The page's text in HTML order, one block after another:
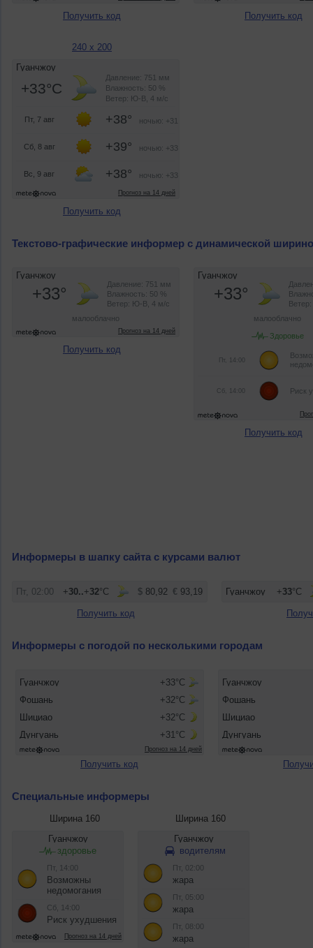
Получить код Получить код
240 x 200
Получить код
Текстово-графические информер с динамической
Получить код
Получить код
Информеры в шапку сайта с курсами валют
Получить код
Информеры с погодой по несколькими городам
Получить код
Специальные информеры
Ширина 160 Ширина 160